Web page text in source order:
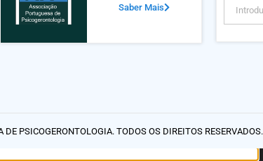
Saber Mais
PSICOGERONTOLOGIA. TODOS OS DIREITOS RESERVADOS.